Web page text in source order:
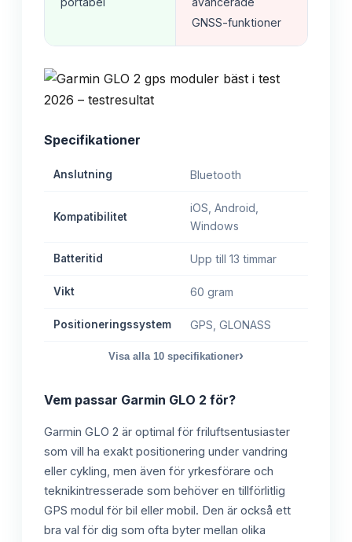
GNSS-funktioner
Specifikationer
Anslutning Bluetooth
Kompatibilitet
iOS, Android,
Windows
Batteritid Upp till 13 timmar
Vikt 60 gram
Positioneringssystem GPS, GLONASS
Visa alla 10 specifikationer›
Vem passar Garmin GLO 2 för?
Garmin GLO 2 är optimal för friluftsentusiaster
som vill ha exakt positionering under vandring
eller cykling, men även för yrkesförare och
teknikintresserade som behöver en tillförlitlig
GPS modul för bil eller mobil. Den är också ett
bra val för dig som ofta byter mellan olika